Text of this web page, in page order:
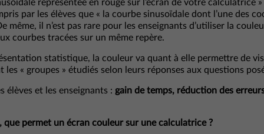
représentée en rouge sur l’écran de votre calculatrice
par les élèves que « la courbe sinusoïdale dont l’une des
même, il n’est pas rare pour les enseignants d’utiliser la
courbes tracées sur un même repère.
statistique, la couleur va quant à elle permettre de
les « groupes » étudiés selon leurs réponses aux questions
élèves et les enseignants : gain de temps, réduction des
que permet un écran couleur sur une calculatrice ?